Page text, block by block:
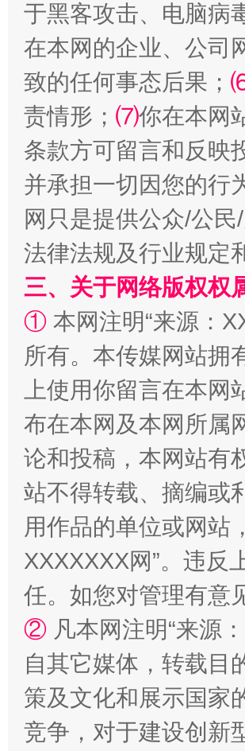
于黑客攻击、电脑病
在本网的企业、公司
致的任何事态后果；
责情形； ⑺你在本网
条款方可留言和反映
并承担一切因您的行
网只是提供公众/公
法律法规及行业规定
三、关于网络版权权
① 本网注明“来源：
所有。本传媒网站拥
上使用你留言在本
布在本网及本网所属
论和投稿，本网站有
站不得转载、摘编或
用作品的单位或网站
XXXXXXX网”。违反
任。如您对管理有意
② 凡本网注明“来源
自其它媒体，转载目
策及文化和展示国家
竞争，对于建设创新